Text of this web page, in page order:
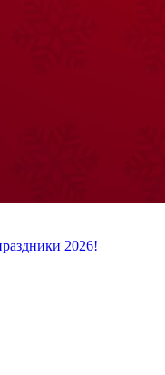
2026!